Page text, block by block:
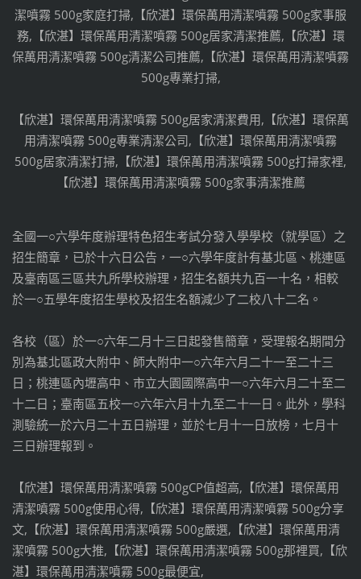
潔噴霧 500g家庭打掃,【欣湛】環保萬用清潔噴霧 500g家事服
務,【欣湛】環保萬用清潔噴霧 500g居家清潔推薦,【欣湛】環
保萬用清潔噴霧 500g清潔公司推薦,【欣湛】環保萬用清潔噴霧
500g專業打掃,
【欣湛】環保萬用清潔噴霧 500g居家清潔費用,【欣湛】環保萬
用清潔噴霧 500g專業清潔公司,【欣湛】環保萬用清潔噴霧
500g居家清潔打掃,【欣湛】環保萬用清潔噴霧 500g打掃家裡,
【欣湛】環保萬用清潔噴霧 500g家事清潔推薦
全國一○六學年度辦理特色招生考試分發入學學校（就學區）之
招生簡章，已於十六日公告，一○六學年度計有基北區、桃連區
及臺南區三區共九所學校辦理，招生名額共九百一十名，相較
於一○五學年度招生學校及招生名額減少了二校八十二名。
各校（區）於一○六年二月十三日起發售簡章，受理報名期間分
別為基北區政大附中、師大附中一○六年六月二十一至二十三
日；桃連區內壢高中、市立大園國際高中一○六年六月二十至二
十二日；臺南區五校一○六年六月十九至二十一日。此外，學科
測驗統一於六月二十五日辦理，並於七月十一日放榜，七月十
三日辦理報到。
【欣湛】環保萬用清潔噴霧 500gCP值超高,【欣湛】環保萬用
清潔噴霧 500g使用心得,【欣湛】環保萬用清潔噴霧 500g分享
文,【欣湛】環保萬用清潔噴霧 500g嚴選,【欣湛】環保萬用清
潔噴霧 500g大推,【欣湛】環保萬用清潔噴霧 500g那裡買,【欣
湛】環保萬用清潔噴霧 500g最便宜,